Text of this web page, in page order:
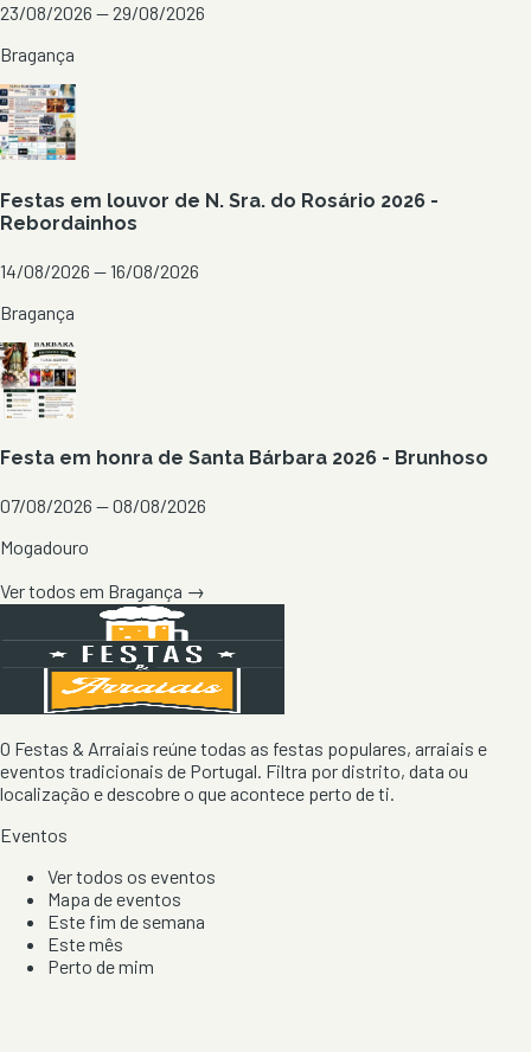
23/08/2026 — 29/08/2026
Bragança
Festas em louvor de N. Sra. do Rosário 2026 -
Rebordainhos
14/08/2026 — 16/08/2026
Bragança
Festa em honra de Santa Bárbara 2026 - Brunhoso
07/08/2026 — 08/08/2026
Mogadouro
Ver todos em Bragança →
O Festas & Arraiais reúne todas as festas populares, arraiais e
eventos tradicionais de Portugal. Filtra por distrito, data ou
localização e descobre o que acontece perto de ti.
Eventos
Ver todos os eventos
Mapa de eventos
Este fim de semana
Este mês
Perto de mim